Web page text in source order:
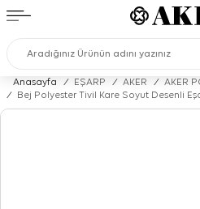
Anasayfa / EŞARP / AKER /
AKER
/
Bej Polyester Tivil Kare Soyut Desenli